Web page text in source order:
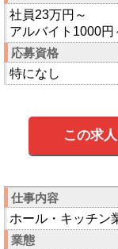
社員23万円～
アルバイト1000円
応募資格
特になし
この求
仕事内容
ホール・キッチン
業態